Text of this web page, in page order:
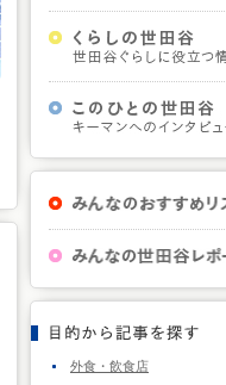
外食・飲食店